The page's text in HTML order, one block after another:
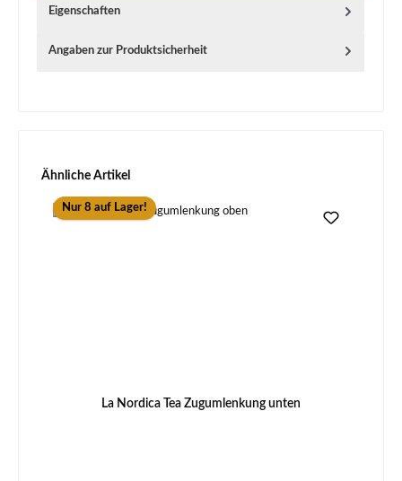
Eigenschaften
Angaben zur Produktsicherheit
Produktgalerie überspringen
Ähnliche Artikel
Nur 8 auf Lager!
La Nordica Tea Zugumlenkung unten